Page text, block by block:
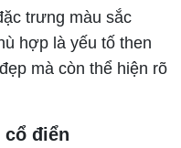
trưng màu sắc
hợp là yếu tố then
mà còn thể hiện rõ
cổ điển